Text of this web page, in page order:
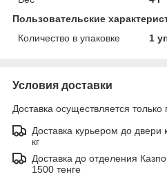
Пользовательские
Количество в упаковке
1
Условия доставки
Доставка осуществляется только
Доставка курьером до
кг
Доставка до отделения
1500 тенге